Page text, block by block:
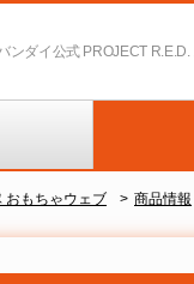
ンダイ公式 PROJECT R.E.D.
おもちゃウェブ 商品情報